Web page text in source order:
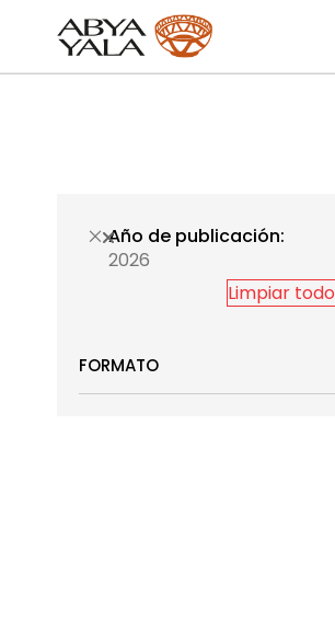
Año de publicación
2026
Limpiar todo
FORMATO